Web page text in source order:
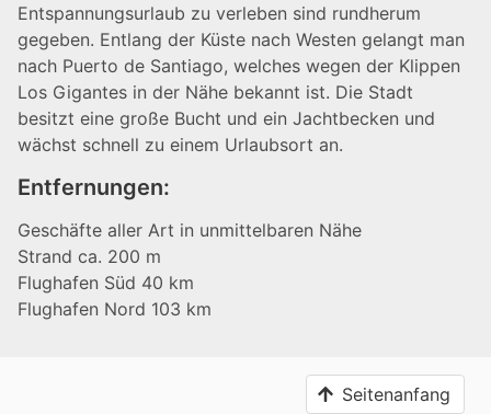
Entspannungsurlaub zu verleben sind rundherum
gegeben. Entlang der Küste nach Westen gelangt man
nach Puerto de Santiago, welches wegen der Klippen
Los Gigantes in der Nähe bekannt ist. Die Stadt
besitzt eine große Bucht und ein Jachtbecken und
wächst schnell zu einem Urlaubsort an.
Entfernungen:
Geschäfte aller Art in unmittelbaren Nähe
Strand ca. 200 m
Flughafen Süd 40 km
Flughafen Nord 103 km
Seitenanfang